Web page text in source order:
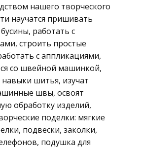
нашего творческого
научатся пришивать
работать с
строить простые
с аппликациями,
со швейной машинкой,
шитья, изучат
швы, освоят
обработку изделий,
поделки: мягкие
подвески, заколки,
подушка для